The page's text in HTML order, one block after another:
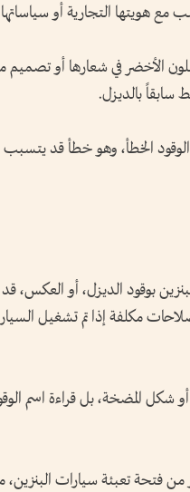
مع هويتها التجارية أو
الأخضر في شعارها أو
بالديزل.
الخطأ، وهو خطأ قد يتسبب
بوقود الديزل، أو العكس،
مكلفة إذا تم تشغيل
شكل المضخة، بل قراءة اسم
فتحة تعبئة سيارات البنزين،